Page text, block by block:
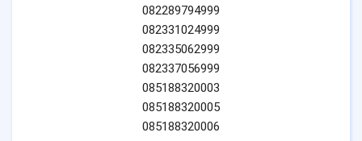
082289794999
082331024999
082335062999
082337056999
085188320003
085188320005
085188320006